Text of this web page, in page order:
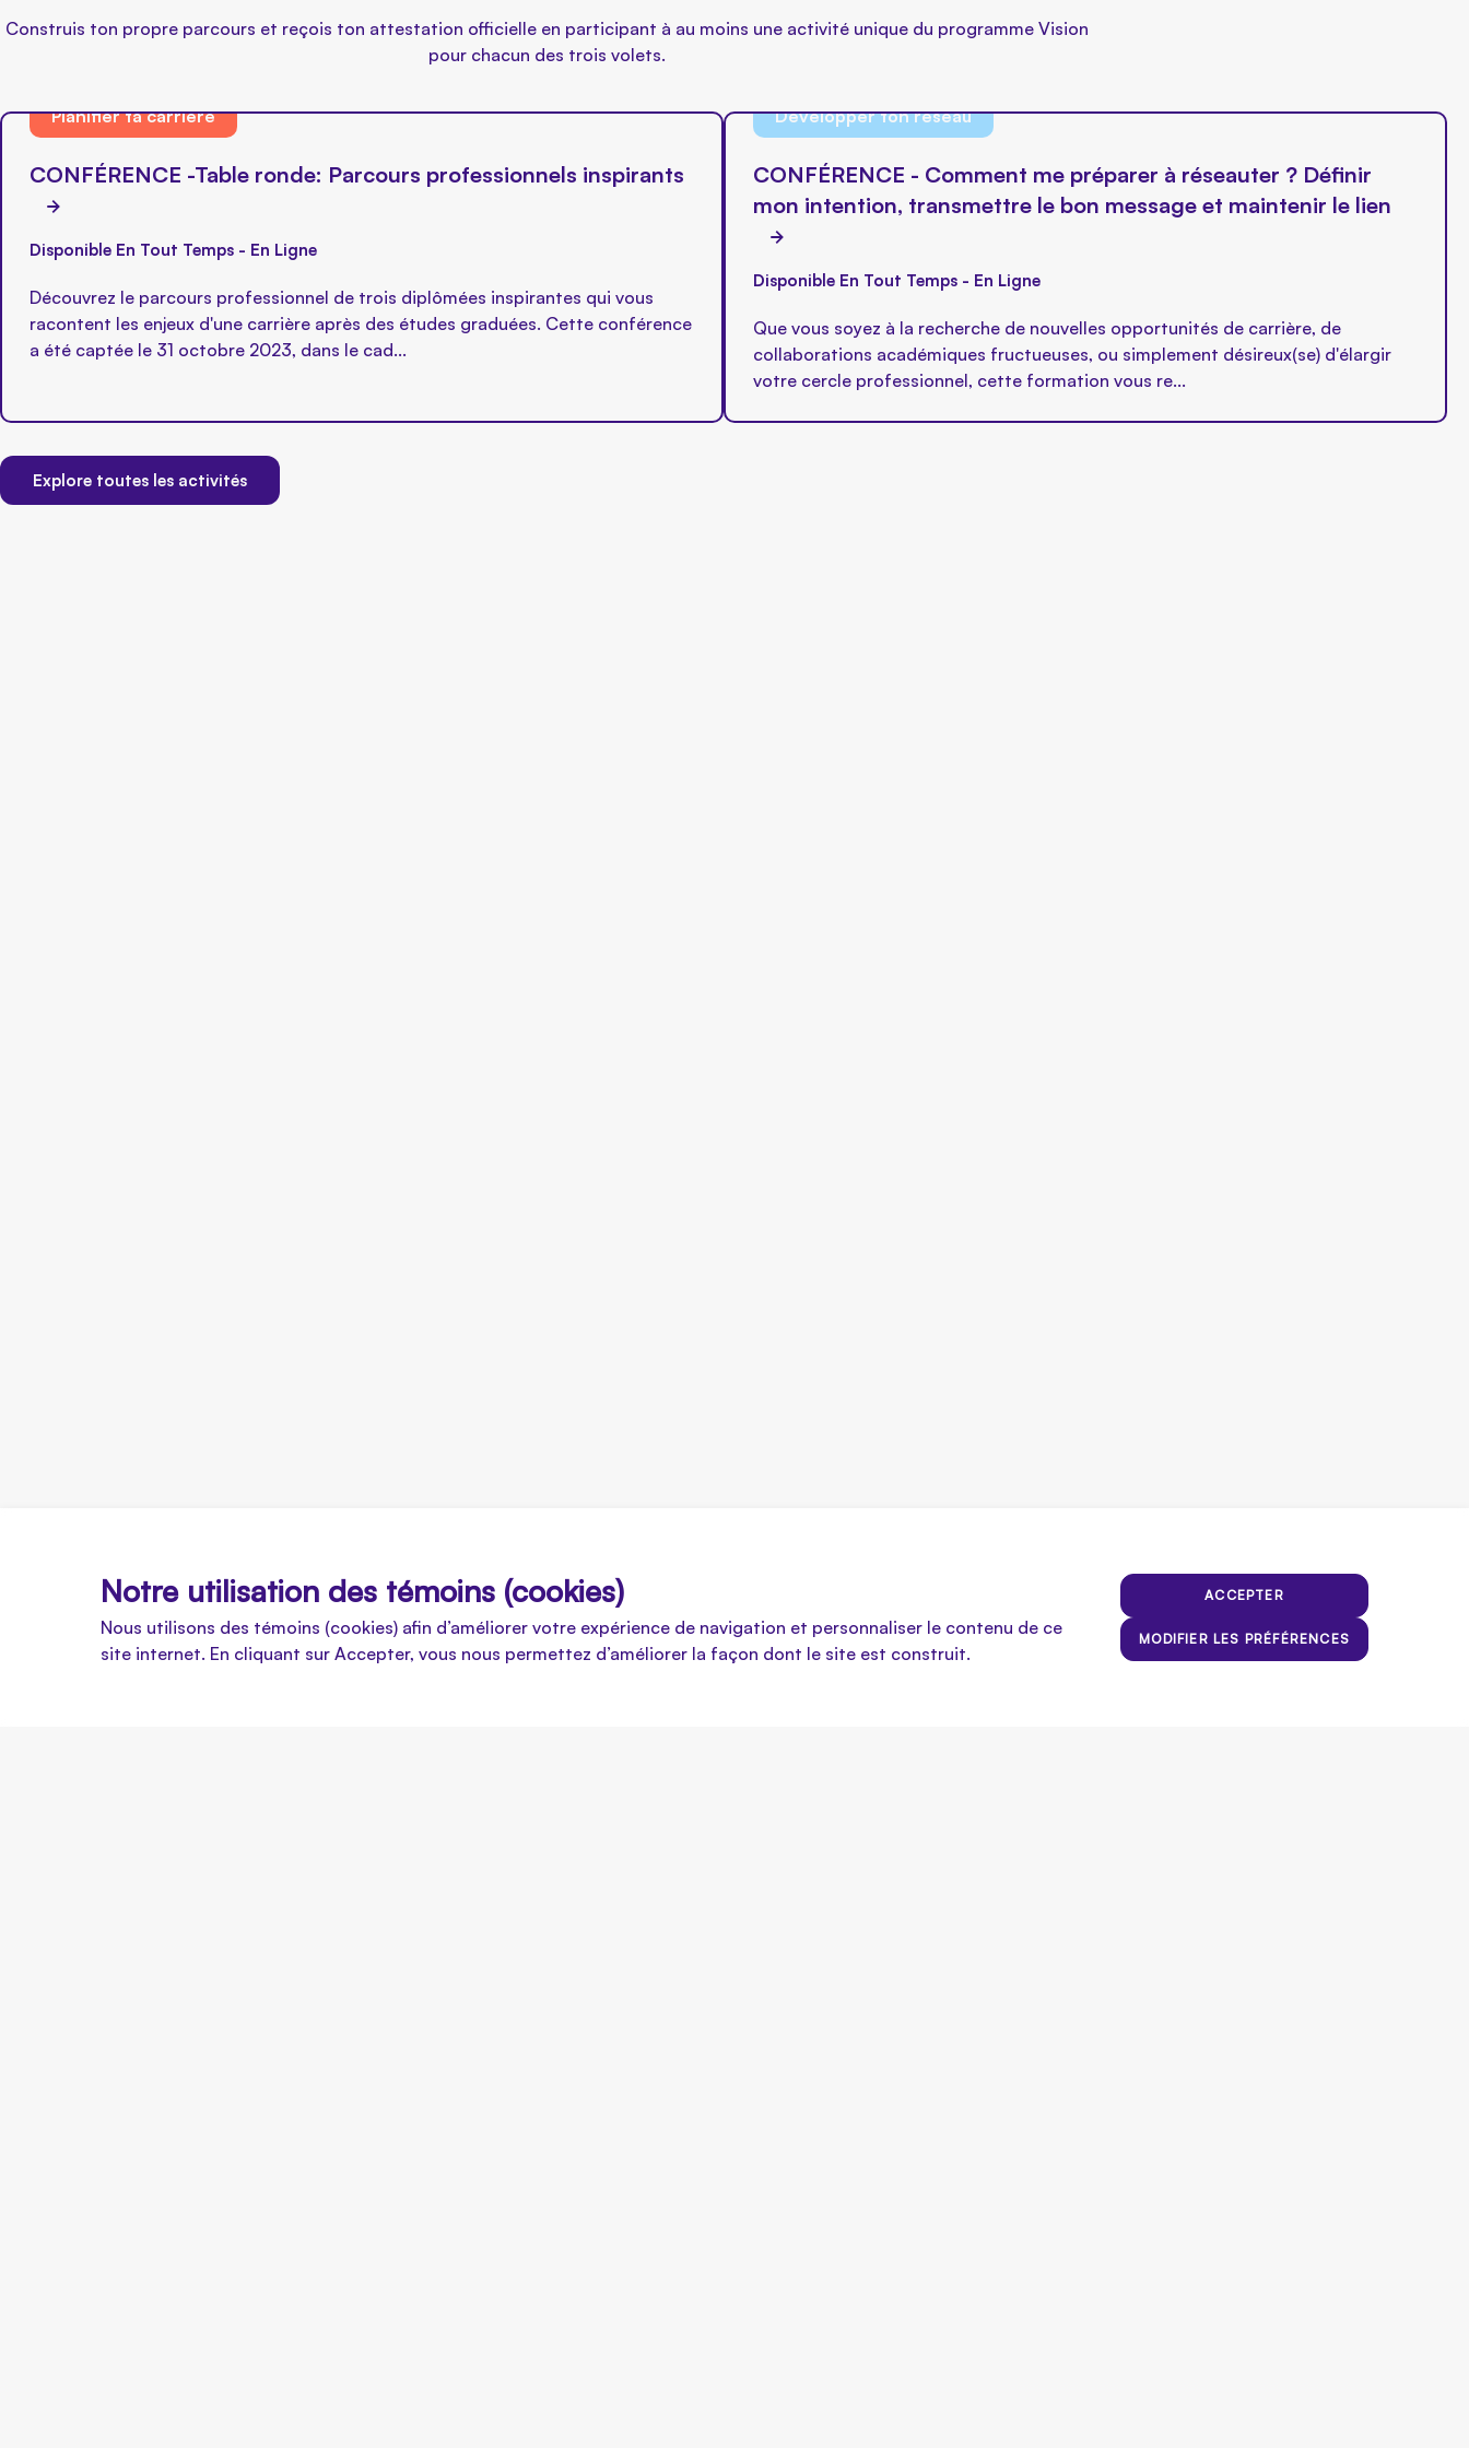
Construis ton propre parcours et reçois ton attestation officielle en participant à au moins une activité unique du programme Vision
pour chacun des trois volets.
Planifier ta carrière
CONFÉRENCE -Table ronde: Parcours professionnels inspirants
Disponible En Tout Temps - En Ligne
Découvrez le parcours professionnel de trois diplômées inspirantes qui vous
racontent les enjeux d'une carrière après des études graduées. Cette conférence
a été captée le 31 octobre 2023, dans le cad...
Développer ton réseau
CONFÉRENCE - Comment me préparer à réseauter ? Définir
mon intention, transmettre le bon message et maintenir le lien
Disponible En Tout Temps - En Ligne
Que vous soyez à la recherche de nouvelles opportunités de carrière, de
collaborations académiques fructueuses, ou simplement désireux(se) d'élargir
votre cercle professionnel, cette formation vous re...
Explore toutes les activités
Notre utilisation des témoins (cookies)
Nous utilisons des témoins (cookies) afin d’améliorer votre expérience de navigation et personnaliser le contenu de ce
site internet. En cliquant sur Accepter, vous nous permettez d’améliorer la façon dont le site est construit.
ACCEPTER
MODIFIER LES PRÉFÉRENCES